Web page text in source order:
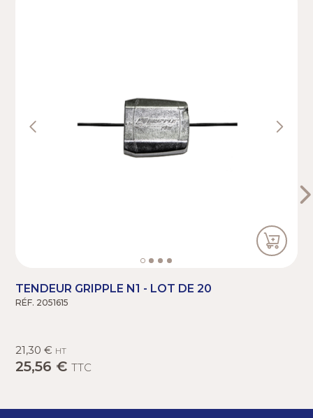
TENDEUR GRIPPLE N1 - LOT DE 20
RÉF. 2051615
21,30 € HT
25,56 € TTC